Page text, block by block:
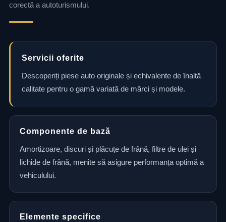
corectă a autoturismului.
Servicii oferite
Descoperiți piese auto originale și echivalente de înaltă
calitate pentru o gamă variată de mărci și modele.
Componente de bază
Amortizoare, discuri și plăcuțe de frână, filtre de ulei și
lichide de frână, menite să asigure performanța optimă a
vehiculului.
Elemente specifice